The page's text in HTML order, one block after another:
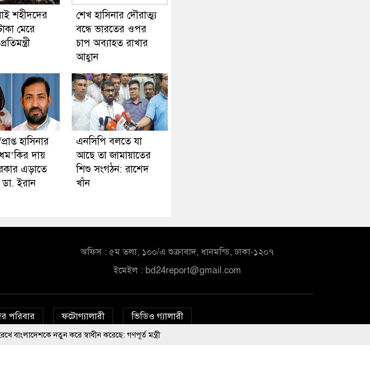
শহীদদের
মেরে
শেখ হাসিনার দৌরাত্ম্য
বন্ধে ভারতের ওপর
চাপ অব্যাহত রাখার
আহ্বান
হাসিনার
দায়
এড়াতে
ডা. ইরান
এনসিপি বলতে যা
আছে তা জামায়াতের
শিশু সংগঠন: রাশেদ
খাঁন
অফিস : ৫ম তলা, ১০০/এ শুক্রাবাদ, ধানমন্ডি, ঢাকা-১২০৭
ইমেইল : bd24report@gmail.com
পরিবার ফটোগ্যালারী ভিডিও গ্যালারী
নতুন করে স্বাধীন করেছে: গণপূর্ত মন্ত্রী